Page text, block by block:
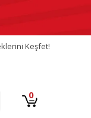
Keşfet!
0